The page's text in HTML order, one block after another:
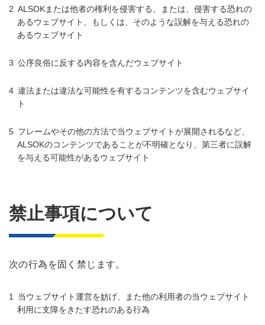
ALSOKまたは他者の権利を侵害する、または、侵害する恐れの
あるウェブサイト、もしくは、そのような誤解を与える恐れの
あるウェブサイト
公序良俗に反する内容を含んだウェブサイト
違法または違法な可能性を有するコンテンツを含むウェブサイ
ト
フレームやその他の方法で当ウェブサイトが展開されるなど、
ALSOKのコンテンツであることが不明確となり、第三者に誤解
を与える可能性があるウェブサイト
禁止事項について
次の行為を固く禁じます。
当ウェブサイト運営を妨げ、また他の利用者の当ウェブサイト
利用に支障をきたす恐れのある行為